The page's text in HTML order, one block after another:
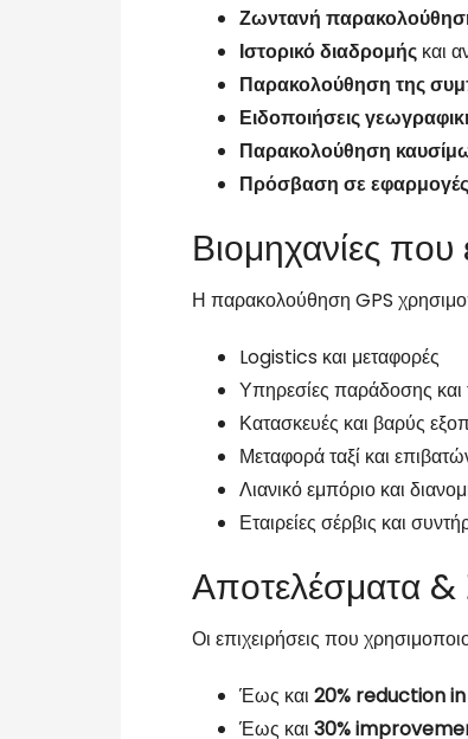
Ζωντανή
Ιστορικό διαδρομής και
Παρακολούθηση της
Ειδοποιήσεις
Παρακολούθηση
Πρόσβαση σε εφαρμογές
Βιομηχανίες
Η παρακολούθηση GPS
Logistics και μεταφορές
Υπηρεσίες παράδοσης
Κατασκευές και βαρύς
Μεταφορά ταξί και
Λιανικό εμπόριο και
Εταιρείες σέρβις και
Αποτελέσματα &
Οι επιχειρήσεις που
Έως και 20% reduction
Έως και 30%